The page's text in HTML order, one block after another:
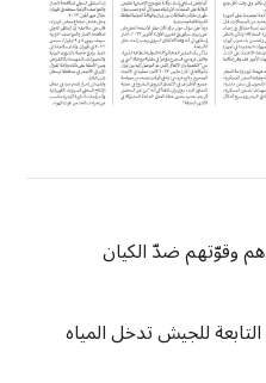
وقوّتهم ضدّ الكيان
مجموعة القطع البحرية الـ 86 التابعة للجيش تدخل المياه